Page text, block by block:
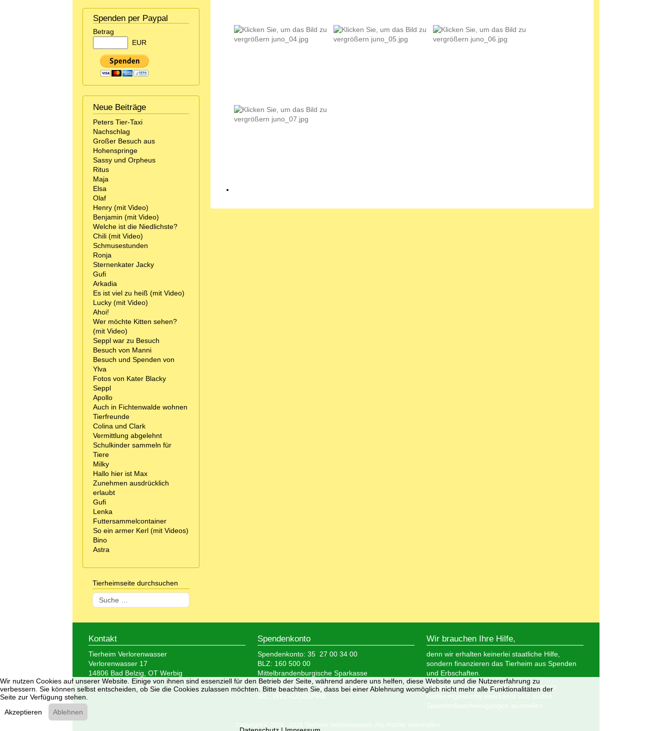
Spenden per Paypal
Betrag
EUR
Neue Beiträge
Peters Tier-Taxi
Nachschlag
Großer Besuch aus
Hohenspringe
Sassy und Orpheus
Ritus
Maja
Elsa
Olaf
Henry (mit Video)
Benjamin (mit Video)
Welche ist die Niedlichste?
Chili (mit Video)
Schmusestunden
Ronja
Sternenkater Jacky
Gufi
Arkadia
Es ist viel zu heiß (mit Video)
Lucky (mit Video)
Ahoi!
Wer möchte Kitten sehen?
(mit Video)
Seppl war zu Besuch
Besuch von Manni
Besuch und Spenden von
Ylva
Fotos von Kater Blacky
Seppl
Apollo
Auch in Fichtenwalde wohnen
Tierfreunde
Colina und Clark
Vermittlung abgelehnt
Schulkinder sammeln für
Tiere
Milky
Hallo hier ist Max
Zunehmen ausdrücklich
erlaubt
Gufi
Lenka
Futtersammelcontainer
So ein armer Kerl (mit Videos)
Bino
Astra
Tierheimseite durchsuchen
Suchen
Kontakt
Tierheim Verlorenwasser
Verlorenwasser 17
14806 Bad Belzig, OT Werbig
Tel.: 033 847 - 41 890
Spendenkonto
Spendenkonto: 35 27 00 34 00
BLZ: 160 500 00
Mittelbrandenburgische Sparkasse
IBAN: DE05 1605 0000 3527 0034 00
BIC: WELADED1PMB
Wir brauchen Ihre Hilfe,
denn wir erhalten keinerlei staatliche Hilfe,
sondern finanzieren das Tierheim aus Spenden
und Erbschaften.
Wir sind als gemeinnützig und besonders
förderungswürdig anerkannt und dürfen
Spendenbescheinigungen ausstellen.
Copyright © 2008 - 2026 Tierheim Verlorenwasser. Alle Rechte vorbehalten.
Wir nutzen Cookies auf unserer Website. Einige von ihnen sind essenziell für den Betrieb der Seite, während andere uns helfen, diese Website und die Nutzererfahrung zu
verbessern. Sie können selbst entscheiden, ob Sie die Cookies zulassen möchten. Bitte beachten Sie, dass bei einer Ablehnung womöglich nicht mehr alle Funktionalitäten der
Seite zur Verfügung stehen.
Akzeptieren
Ablehnen